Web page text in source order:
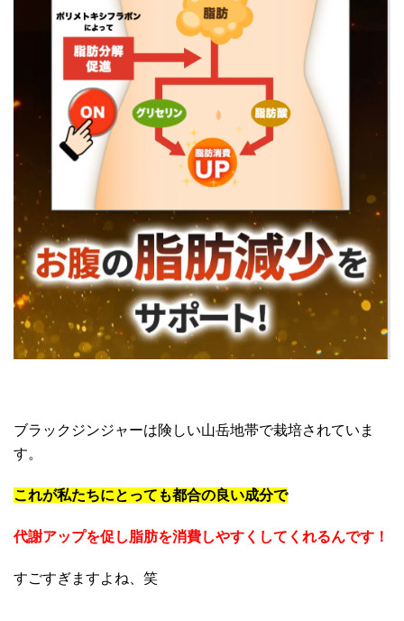
ブラックジンジャーは険しい山岳地帯で栽培されていま
す。
これが私たちにとっても都合の良い成分で
代謝アップを促し脂肪を消費しやすくしてくれるんです！
すごすぎますよね、笑